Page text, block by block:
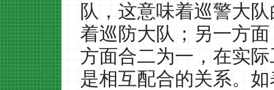
队，这意味着巡警大
着巡防大队；另一方
方面合二为一，在实
是相互配合的关系。如